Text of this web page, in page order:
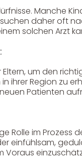
Manche
daher oft
solchen Arzt
um den
ihrer Region zu
Patienten
Rolle im
einfühlsam,
Voraus
Mailund telefonisch
Kauf auch